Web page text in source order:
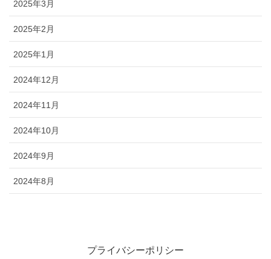
2025年3月
2025年2月
2025年1月
2024年12月
2024年11月
2024年10月
2024年9月
2024年8月
プライバシーポリシー